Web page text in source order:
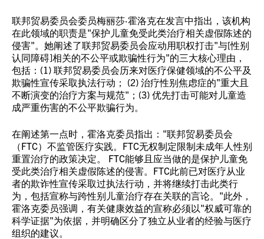
联邦贸易委员会委员梅丽莎·霍洛克在发言中指出，该机构
在此领域的职责是"保护儿童免受此类治疗相关虚假陈述的
侵害"。她阐述了联邦贸易委员会应动用职权打击"与[性别
认同障碍]相关的不公平或欺骗性行为"的三大核心理由，
包括：(1) 联邦贸易委员会历来对医疗保健领域的不公平及
欺骗性宣传采取执法行动； (2) 治疗性别焦虑症的"重大且
不断演变的治疗方案与规范"；(3) 优先打击可能对儿童造
成严重伤害的不公平欺骗行为。
在阐述第一点时，霍洛克委员指出："联邦贸易委员会
（FTC）不监管医疗实践。FTC无权制定限制未成年人性别
重置治疗的政策决定。 FTC能够且应当做的是保护儿童免
受此类治疗相关虚假陈述的侵害。FTC此前已对医疗从业
者的欺诈性宣传采取过执法行动，并将继续打击此类行
为，包括宣称与跨性别儿童治疗存在关联的言论。"此外，
霍洛克委员强调，有关健康效益的宣称必须以"权威可靠的
科学证据"为依据，并明确区分了独立从业者的经验与医疗
组织的建议。